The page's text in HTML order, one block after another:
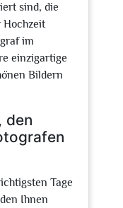
sind, die
Hochzeit
im
einzigartige
Bildern
den
Tage
Ihnen